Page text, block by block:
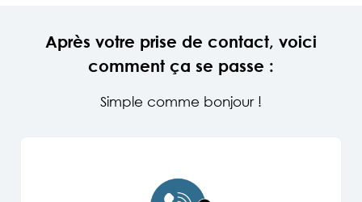
Après votre prise de contact, voici
comment ça se passe :
Simple comme bonjour !